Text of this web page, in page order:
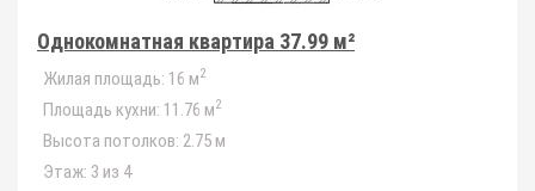
Однокомнатная квартира 37.99 м²
Жилая площадь: 16 м2
Площадь кухни: 11.76 м2
Высота потолков: 2.75 м
Этаж: 3 из 4